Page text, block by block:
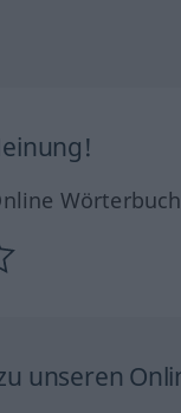
unseren